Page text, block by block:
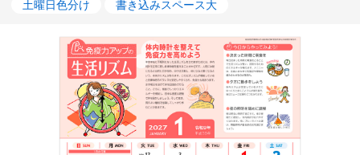
土曜日色分け
書き込みスペース大